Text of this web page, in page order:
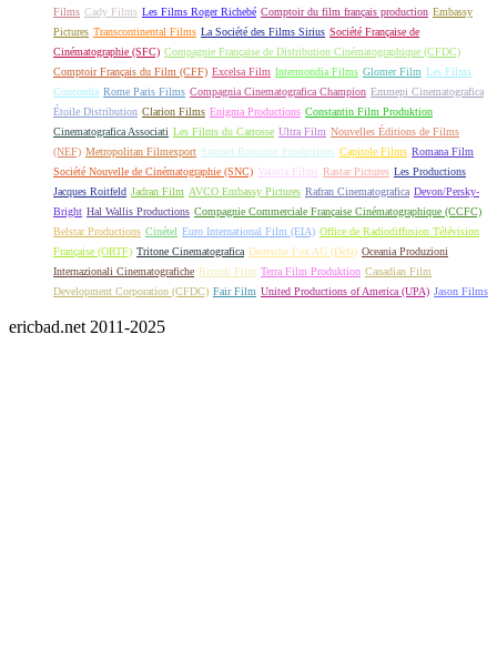
Films Cady Films Les Films Roger Richebé Comptoir du film français production Embassy
Pictures Transcontinental Films La Société des Films Sirius Société Française de
Cinématographie (SFC) Compagnie Française de Distribution Cinématographique (CFDC)
Comptoir Français du Film (CFF) Excelsa Film Intermondia Films Glomer Film Les Films
Concordia Rome Paris Films Compagnia Cinematografica Champion Emmepi Cinematografica
Étoile Distribution Clarion Films Enigma Productions Constantin Film Produktion
Cinematografica Associati Les Films du Carrosse Ultra Film Nouvelles Éditions de Films
(NEF) Metropolitan Filmexport Samuel Bronston Productions Capitole Films Romana Film
Société Nouvelle de Cinématographie (SNC) Valoria Films Rastar Pictures Les Productions
Jacques Roitfeld Jadran Film AVCO Embassy Pictures Rafran Cinematografica Devon/Persky-
Bright Hal Wallis Productions Compagnie Commerciale Française Cinématographique (CCFC)
Belstar Productions Cinétel Euro International Film (EIA) Office de Radiodiffusion Télévision
Française (ORTF) Tritone Cinematografica Deutsche Fox AG (Defa) Oceania Produzioni
Internazionali Cinematografiche Rizzoli Film Terra Film Produktion Canadian Film
Development Corporation (CFDC) Fair Film United Productions of America (UPA) Jason Films
ericbad.net 2011-2025